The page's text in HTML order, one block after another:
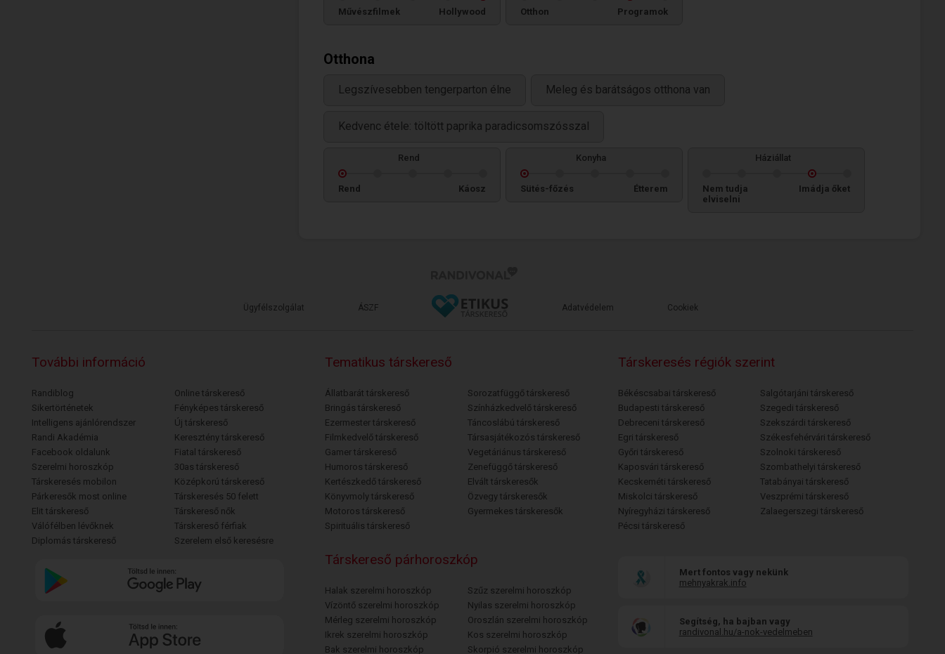
Művészfilmek Hollywood Otthon Programok
Otthona
Legszívesebben tengerparton élne Meleg és barátságos otthona van
Kedvenc étele: töltött paprika paradicsomszósszal
Rend
Rend Káosz
Konyha
Sütés-főzés Étterem
Háziállat
Nem tudja
elviselni
Imádja őket
Ügyfélszolgálat ÁSZF Adatvédelem Cookiek
További információ
Randiblog
Sikertörténetek
Intelligens ajánlórendszer
Randi Akadémia
Facebook oldalunk
Szerelmi horoszkóp
Társkeresés mobilon
Párkeresők most online
Elit társkereső
Válófélben lévőknek
Diplomás társkereső
Online társkereső
Fényképes társkereső
Új társkereső
Keresztény társkereső
Fiatal társkereső
30as társkereső
Középkorú társkereső
Társkeresés 50 felett
Társkereső nők
Társkereső férfiak
Szerelem első keresésre
Tematikus társkereső
Állatbarát társkereső
Bringás társkereső
Ezermester társkereső
Filmkedvelő társkereső
Gamer társkereső
Humoros társkereső
Kertészkedő társkereső
Könyvmoly társkereső
Motoros társkereső
Spirituális társkereső
Sorozatfüggő társkereső
Színházkedvelő társkereső
Táncoslábú társkereső
Társasjátékozós társkereső
Vegetáriánus társkereső
Zenefüggő társkereső
Elvált társkeresők
Özvegy társkeresők
Gyermekes társkeresők
Társkeresés régiók szerint
Békéscsabai társkereső
Budapesti társkereső
Debreceni társkereső
Egri társkereső
Győri társkereső
Kaposvári társkereső
Kecskeméti társkereső
Miskolci társkereső
Nyíregyházi társkereső
Pécsi társkereső
Salgótarjáni társkereső
Szegedi társkereső
Szekszárdi társkereső
Székesfehérvári társkereső
Szolnoki társkereső
Szombathelyi társkereső
Tatabányai társkereső
Veszprémi társkereső
Zalaegerszegi társkereső
Társkereső párhoroszkóp
Halak szerelmi horoszkóp
Vízöntő szerelmi horoszkóp
Mérleg szerelmi horoszkóp
Ikrek szerelmi horoszkóp
Bak szerelmi horoszkóp
Szűz szerelmi horoszkóp
Nyilas szerelmi horoszkóp
Oroszlán szerelmi horoszkóp
Kos szerelmi horoszkóp
Skorpió szerelmi horoszkóp
Mert fontos vagy nekünk
mehnyakrak.info
Segítség, ha bajban vagy
randivonal.hu/a-nok-vedelmeben